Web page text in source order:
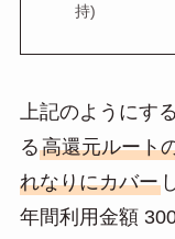
持)
上記のようにす
る高還元ルート
れなりにカバー
年間利用金額